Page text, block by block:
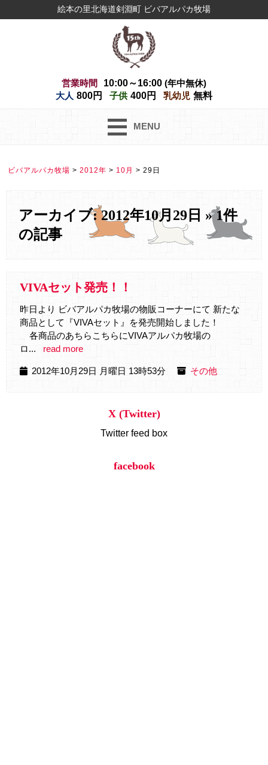
絵本の里北海道剣淵町 ビバアルパカ牧場
営業時間 10:00～16:00 (年中無休)
大人 800円 子供 400円 乳幼児 無料
MENU
ビバアルパカ牧場 > 2012年 > 10月 > 29日
アーカイブ: 2012年10月29日 » 1件
の記事
VIVAセット発売！！
昨日より ビバアルパカ牧場の物販コーナーにて 新たな
商品として『VIVAセット』を発売開始しました！
各商品のあちらこちらにVIVAアルパカ牧場の
ロ...
read more
2012年10月29日 月曜日 13時53分 その他
X (Twitter)
Twitter feed box
facebook